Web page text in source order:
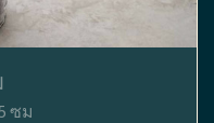
ซม